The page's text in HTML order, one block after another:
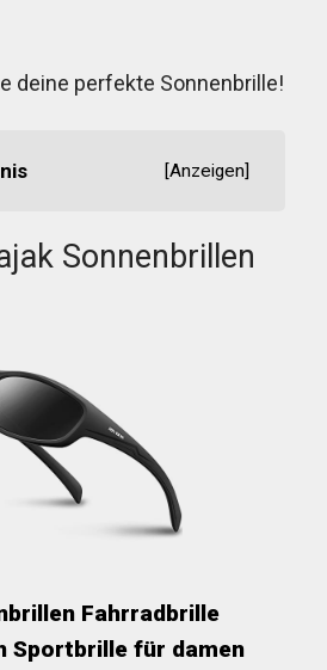
deine perfekte Sonnenbrille!
[Anzeigen]
Sonnenbrillen
Fahrradbrille
Sportbrille für damen